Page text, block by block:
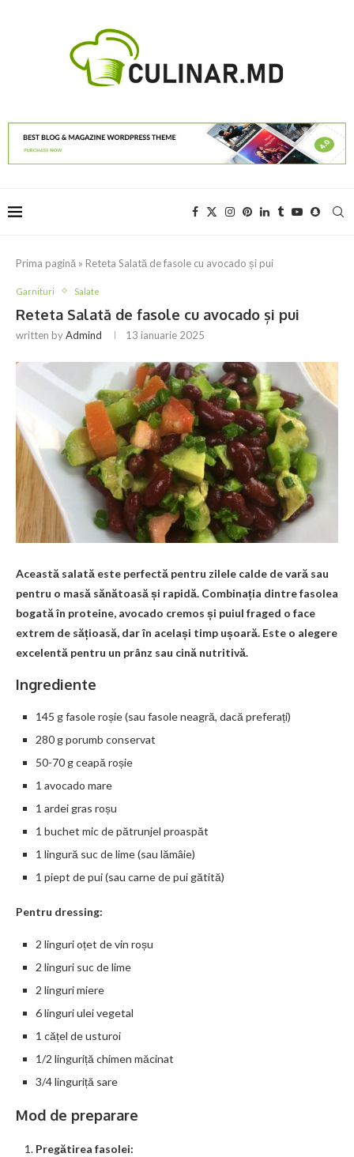
Prima pagină » Reteta Salată de fasole cu avocado și pui
Garnituri Salate
Reteta Salată de fasole cu avocado și pui
written byAdmind 13 ianuarie 2025
Această salată este perfectă pentru zilele calde de vară sau
pentru o masă sănătoasă și rapidă. Combinația dintre fasolea
bogată în proteine, avocado cremos și puiul fraged o face
extrem de sățioasă, dar în același timp ușoară. Este o alegere
excelentă pentru un prânz sau cină nutritivă.
Ingrediente
145 g fasole roșie (sau fasole neagră, dacă preferați)
280 g porumb conservat
50-70 g ceapă roșie
1 avocado mare
1 ardei gras roșu
1 buchet mic de pătrunjel proaspăt
1 lingură suc de lime (sau lămâie)
1 piept de pui (sau carne de pui gătită)
Pentru dressing:
2 linguri oțet de vin roșu
2 linguri suc de lime
2 linguri miere
6 linguri ulei vegetal
1 cățel de usturoi
1/2 linguriță chimen măcinat
3/4 linguriță sare
Mod de preparare
Pregătirea fasolei: